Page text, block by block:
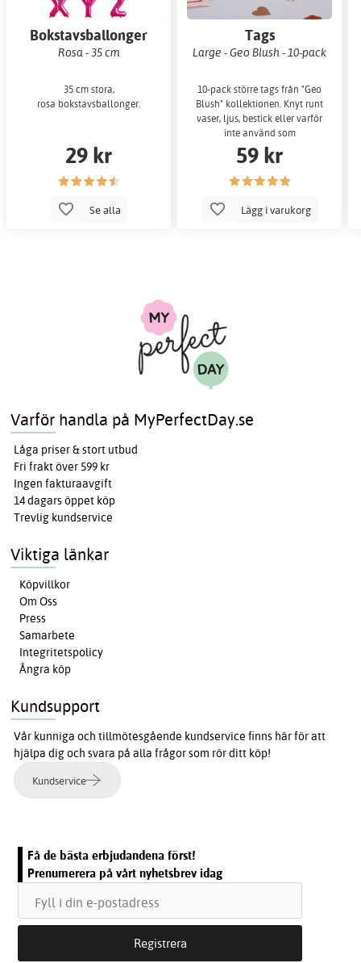
Bokstavsballonger
Rosa - 35 cm
35 cm stora,
rosa bokstavsballonger.
29 kr
Se alla
Tags
Large - Geo Blush - 10-pack
10-pack större tags från "Geo
Blush" kollektionen. Knyt runt
vaser, ljus, bestick eller varför
inte använd som
placeringskort?
59 kr
Lägg i varukorg
Varför handla på MyPerfectDay.se
Låga priser & stort utbud
Fri frakt över 599 kr
Ingen fakturaavgift
14 dagars öppet köp
Trevlig kundservice
Viktiga länkar
Köpvillkor
Om Oss
Press
Samarbete
Integritetspolicy
Ångra köp
Kundsupport
Vår kunniga och tillmötesgående kundservice finns här för att
hjälpa dig och svara på alla frågor som rör ditt köp!
Kundservice
Få de bästa erbjudandena först!
Prenumerera på vårt nyhetsbrev idag